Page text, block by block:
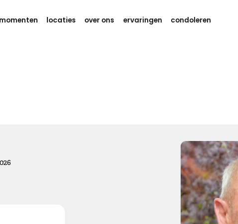
momenten locaties over ons ervaringen condoleren
Waar